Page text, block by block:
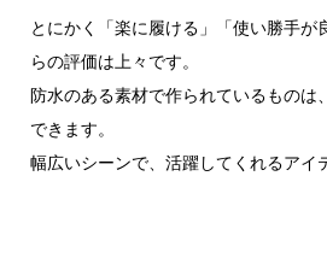
とにかく「楽に履ける」「使い勝手が
らの評価は上々です。
防水のある素材で作られているものは
できます。
幅広いシーンで、活躍してくれるアイ